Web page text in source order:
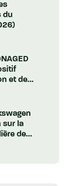
du
et de
sur la
des